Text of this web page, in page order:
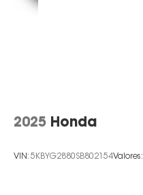
2025 Honda
VIN: 5KBYG2880SB802154Valores: